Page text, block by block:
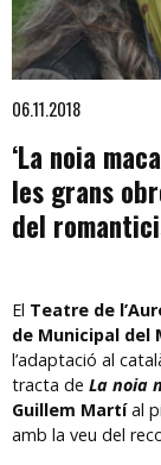
Diapositiva 1 de 1
06.11.2018
‘La noia
les grans
del
El Teatre de
de Municipal del
l’adaptació al
tracta de La noia
Guillem Martíal
amb la veu del